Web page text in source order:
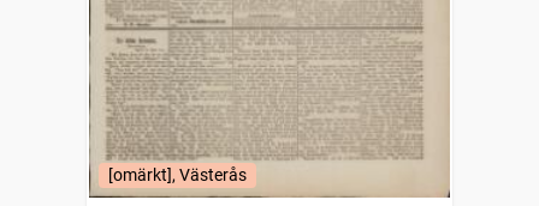
[omärkt], Västerås